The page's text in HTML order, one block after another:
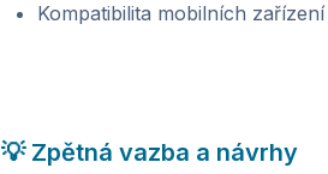
Kompatibilita mobilních zařízení
💡 Zpětná vazba a návrhy